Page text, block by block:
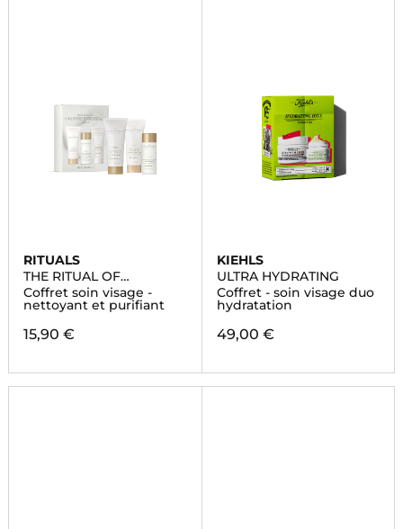
RITUALS
THE RITUAL OF
NAMASTE
Coffret soin visage -
nettoyant et purifiant
15,90 €
KIEHLS
ULTRA HYDRATING
Coffret - soin visage duo
hydratation
49,00 €